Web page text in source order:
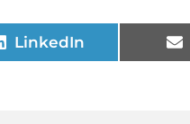
LinkedIn